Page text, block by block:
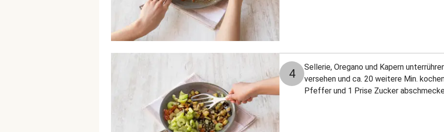
4
Sellerie, Oregano und Kapern
versehen und ca. 20 weitere Min.
Pfeffer und 1 Prise Zucker